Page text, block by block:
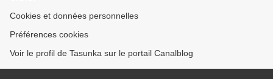
Cookies et données personnelles
Préférences cookies
Voir le profil de Tasunka sur le portail Canalblog